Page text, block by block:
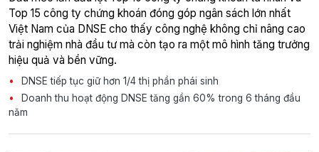
Top 15 công ty chứng khoán đóng góp ngân sách lớn nhất
Việt Nam của DNSE cho thấy công nghệ không chỉ nâng cao
trải nghiệm nhà đầu tư mà còn tạo ra một mô hình tăng trưởng
hiệu quả và bền vững.
DNSE tiếp tục giữ hơn 1/4 thị phần phái sinh
Doanh thu hoạt động DNSE tăng gần 60% trong 6 tháng đầu
năm